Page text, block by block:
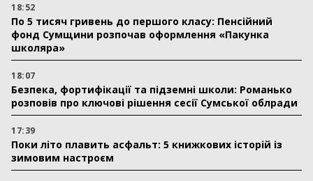
18:52
По 5 тисяч гривень до першого класу: Пенсійний
фонд Сумщини розпочав оформлення «Пакунка
школяра»
18:07
Безпека, фортифікації та підземні школи: Романько
розповів про ключові рішення сесії Сумської облради
17:39
Поки літо плавить асфальт: 5 книжкових історій із
зимовим настроєм